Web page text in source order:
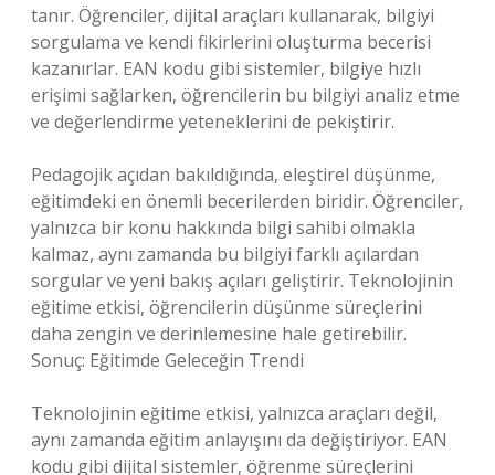
tanır. Öğrenciler, dijital araçları kullanarak, bilgiyi
sorgulama ve kendi fikirlerini oluşturma becerisi
kazanırlar. EAN kodu gibi sistemler, bilgiye hızlı
erişimi sağlarken, öğrencilerin bu bilgiyi analiz etme
ve değerlendirme yeteneklerini de pekiştirir.
Pedagojik açıdan bakıldığında, eleştirel düşünme,
eğitimdeki en önemli becerilerden biridir. Öğrenciler,
yalnızca bir konu hakkında bilgi sahibi olmakla
kalmaz, aynı zamanda bu bilgiyi farklı açılardan
sorgular ve yeni bakış açıları geliştirir. Teknolojinin
eğitime etkisi, öğrencilerin düşünme süreçlerini
daha zengin ve derinlemesine hale getirebilir.
Sonuç: Eğitimde Geleceğin Trendi
Teknolojinin eğitime etkisi, yalnızca araçları değil,
aynı zamanda eğitim anlayışını da değiştiriyor. EAN
kodu gibi dijital sistemler, öğrenme süreçlerini